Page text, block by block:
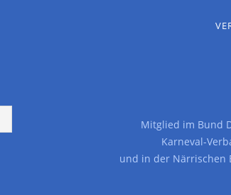
Mitglied im Bund
Karneval-
und in der Närrischen